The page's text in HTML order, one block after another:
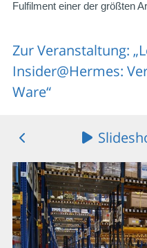
Fulfilment einer der größten
Zur Veranstaltung:
Insider@Hermes:
Ware“